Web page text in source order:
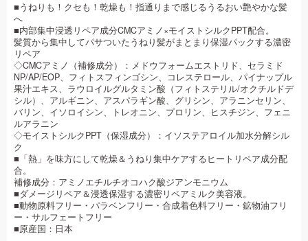
■うねりも！クセも！乾燥も！指通りまで感じるうるおい艶やかな髪
へ
■内部集中浸透リペア成分CMCアミノ×モイストシルクPPT配合。
髪質から集中してパサついたうねり髪がまとまり保湿パックする濃密
リペア
◇CMCアミノ（補修成分）：メドウフォームエストリド、セラミド
NP/AP/EOP、フィトスフィンゴシン、コレステロール、パイナップル
果汁エキス、ラウロイルグルタミン酸（フィトステリル/オクチルドデ
シル）、アルギニン、アスパラギン酸、グリシン、アラニンセリン、
バリン、イソロイシン、トレオニン、プロリン、ヒスチジン、フェニ
ルアラニン
◇モイストシルクPPT（保湿成分）：イソステアロイル加水分解シル
ク
■「熱」を味方にして乾燥＆うねり集中ケアするヒートリペア成分配
合。
補修成分：アミノエチルチオコハク酸ジアンモニウム
■ダメージリペア＆浸透保湿する濃密リペアミルク美容液。
■動物原料フリー・パラベンフリー・合成着色料フリー・鉱物油フリ
ー・サルフェートフリー
■原産国：日本